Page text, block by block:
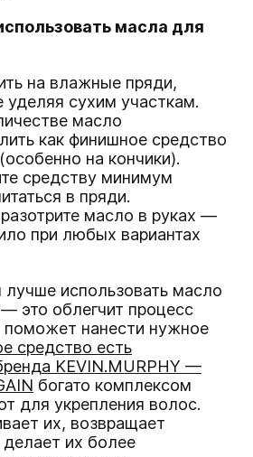
масла для
на влажные пряди,
уделяя сухим участкам.
масло
как финишное средство
на кончики).
средству минимум
в пряди.
масло в руках —
при любых вариантах
использовать масло
это облегчит процесс
поможет нанести нужное
средство есть
KEVIN.MURPHY —
богато комплексом
для укрепления волос.
их, возвращает
их более